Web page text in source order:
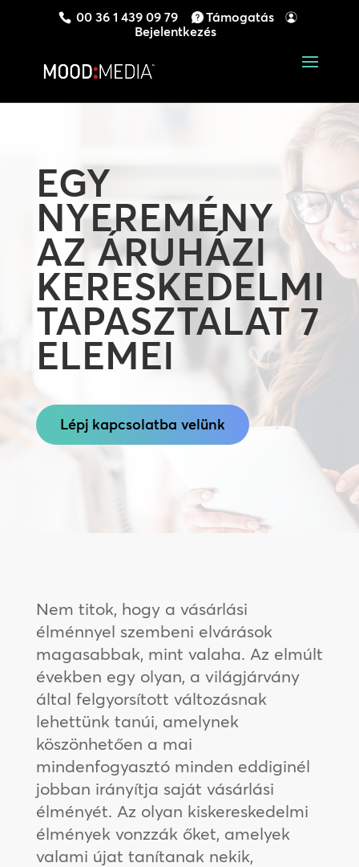
00 36 1 439 09 79
Támogatás
Bejelentkezés
EGY
NYEREMÉNY
AZ ÁRUHÁZI
KERESKEDELMI
TAPASZTALAT 7
ELEMEI
Lépj kapcsolatba velünk
Nem titok, hogy a vásárlási
élménnyel szembeni elvárások
magasabbak, mint valaha. Az elmúlt
években egy olyan, a világjárvány
által felgyorsított változásnak
lehettünk tanúi, amelynek
köszönhetően a mai
mindenfogyasztó minden eddiginél
jobban irányítja saját vásárlási
élményét. Az olyan kiskereskedelmi
élmények vonzzák őket, amelyek
valami újat tanítanak nekik,